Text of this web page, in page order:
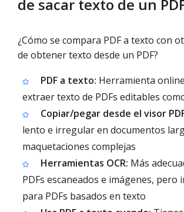
de sacar texto de un
¿Cómo se compara PDF a texto con
de obtener texto desde un PDF?
PDF a texto: Herramienta
extraer texto de PDFs editables
Copiar/pegar desde el visor
lento e irregular en documentos
maquetaciones complejas
Herramientas OCR: Más
PDFs escaneados e imágenes, pero
para PDFs basados en texto